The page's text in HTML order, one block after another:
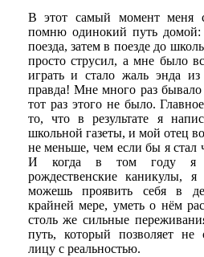
В этот самый момент меня
помню одинокий путь домой:
поезда, затем в поезде до
просто струсил, а мне было
играть и стало жаль энда
правда! Мне много раз
тот раз этого не было.
то, что в результате я
школьной газеты, и мой отец
не меньше, чем если бы я стал
И когда в том году я
рождественские каникулы,
можешь проявить себя в
крайней мере, уметь о нём
столь же сильные
путь, который позволяет не
лицу с реальностью.